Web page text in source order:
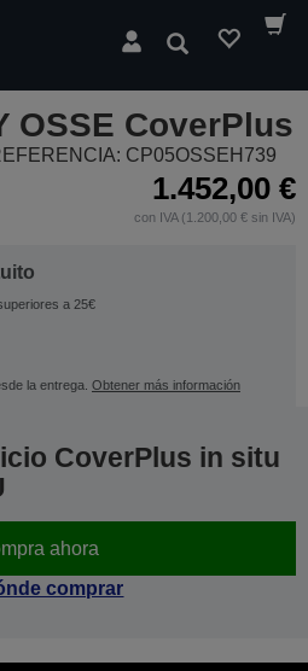
Buscar
OSSE CoverPlus
CP05OSSEH739
1.452,00 €
con IVA (1.200,00 € sin IVA)
a 25€
la entrega. Obtener más información
CoverPlus in situ
ahora
comprar